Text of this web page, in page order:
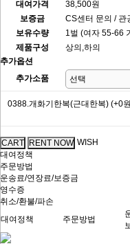
대여가격
38,500원
보증금
CS센터 문의 / 관
보유수량
1벌 (여자 55-66
제품구성
상의,하의
추가옵션
추가소품
0388.개화기한복(근대한복) (+0
WISH
대여정책
주문방법
운송료/연장료/보증금
영수증
취소/환불/파손
대여정책
주문방법